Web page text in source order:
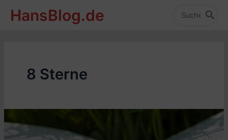
InhaltHansBlog.de
Search
8 Sterne